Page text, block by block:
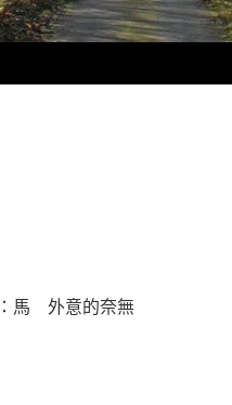
：馬 外意的奈無